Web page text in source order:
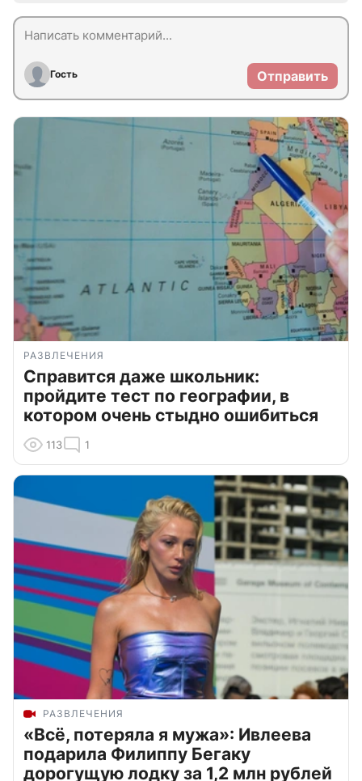
Гость Отправить
РАЗВЛЕЧЕНИЯ
Справится даже школьник:
пройдите тест по географии, в
котором очень стыдно ошибиться
113 1
РАЗВЛЕЧЕНИЯ
«Всё, потеряла я мужа»: Ивлеева
подарила Филиппу Бегаку
дорогущую лодку за 1,2 млн рублей